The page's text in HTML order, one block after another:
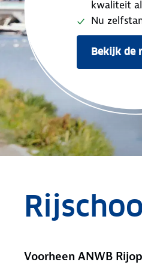
kwaliteit
Nu
Bekijk de
Voorheen ANWB